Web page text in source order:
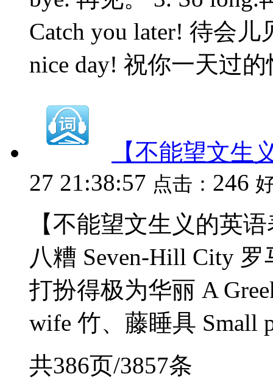
Catch you later! 待会儿
nice day! 祝你一天过
【不能望文生
27 21:38:57 点击： 246
【不能望文生义的英
八糟 Seven-Hill City 罗
打扮得极为华丽 A
wife 竹、藤睡具 Small
共386页/3857条